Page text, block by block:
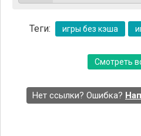
проехала на красный свет,
все предоставленные
справедливый приговор.
Теги: игры без кэша
Смотреть
Нет ссылки? Ошибка?